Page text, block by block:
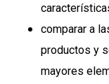
comparar a
productos y
mayores